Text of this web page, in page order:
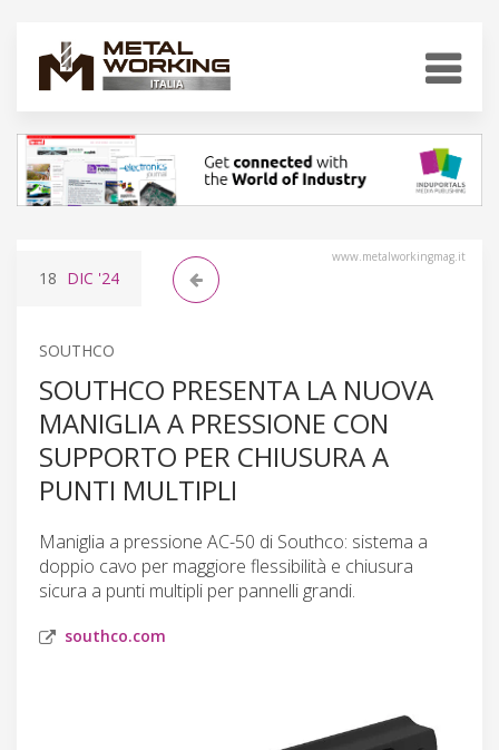
www.metalworkingmag.it
18 DIC '24
SOUTHCO
SOUTHCO PRESENTA LA NUOVA
MANIGLIA A PRESSIONE CON
SUPPORTO PER CHIUSURA A
PUNTI MULTIPLI
Maniglia a pressione AC-50 di Southco: sistema a
doppio cavo per maggiore flessibilità e chiusura
sicura a punti multipli per pannelli grandi.
southco.com